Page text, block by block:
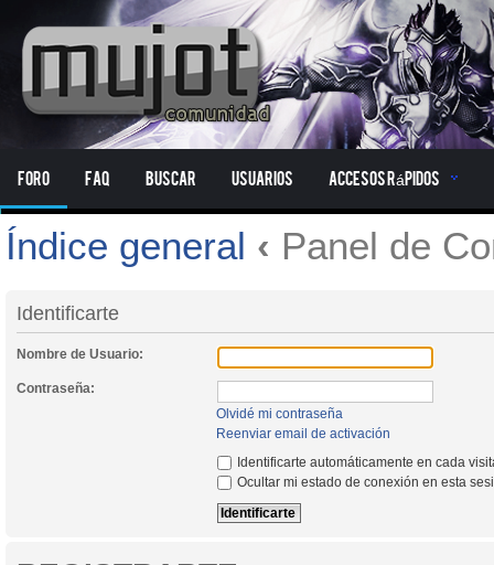
Foro FAQ Buscar Usuarios Accesos Rápidos
Índice general ‹ Panel de
Identificarte
Nombre de Usuario:
Contraseña:
Olvidé mi contraseña
Reenviar email de activación
Identificarte automáticamente en cada
Ocultar mi estado de conexión en esta